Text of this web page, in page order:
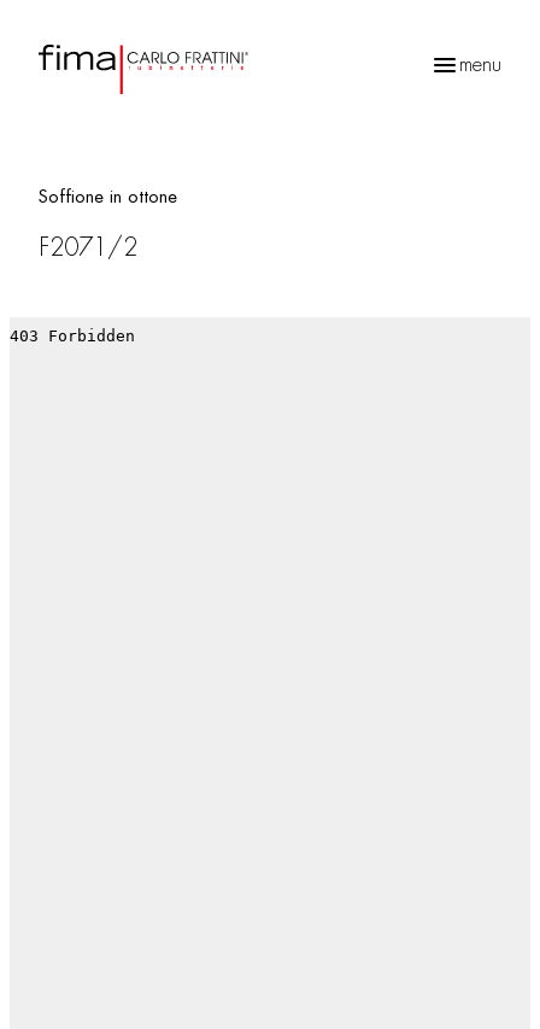
menu
Soffione in ottone
F2071/2